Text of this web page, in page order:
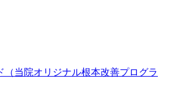
（当院オリジナル根本改善プログラ